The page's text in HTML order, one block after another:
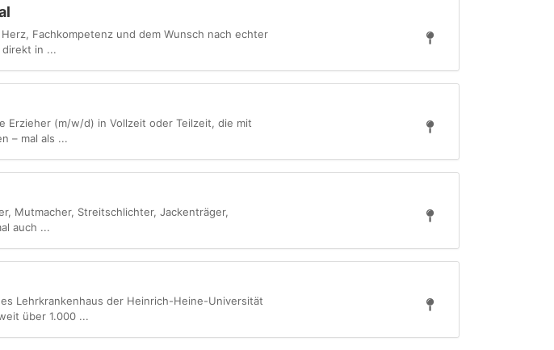
Fachkompetenz und dem Wunsch nach echter
direkt in ...
Erzieher (m/w/d) in Vollzeit oder Teilzeit, die mit
– mal als ...
Mutmacher, Streitschlichter, Jackenträger,
auch ...
Lehrkrankenhaus der Heinrich-Heine-Universität
über 1.000 ...